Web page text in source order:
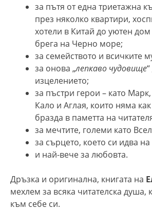
за пътя от една триетажна
през няколко квартири,
хотели в Китай до уютен
брега на Черно море;
за семейството и всичките
за онова „лепкаво чудовище
изцелението;
за пъстри герои – като
Кало и Аглая, които няма
бразда в паметта на
за мечтите, големи като
за сърцето, което си идва на
и най-вече за любовта.
Дръзка и оригинална, книгата на
мехлем за всяка читателска душа,
към себе си.